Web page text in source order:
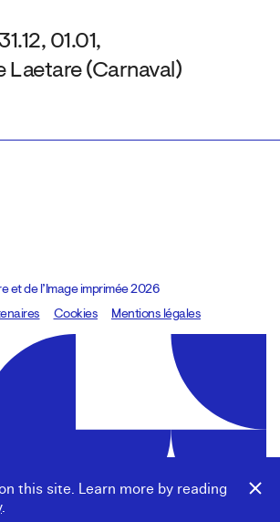
this site. Learn more by reading
.
01.01,
Laetare (Carnaval)
et de l’Image imprimée 2026
, code:8080.studio
Cookies Mentions légales